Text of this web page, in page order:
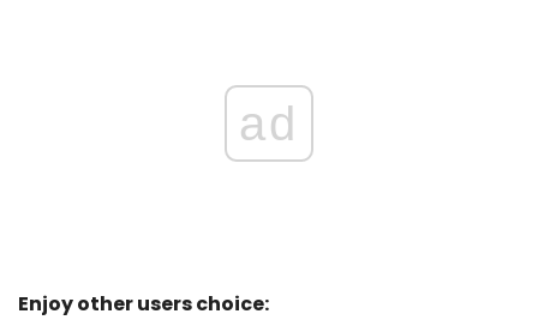
ad
Enjoy other users choice: